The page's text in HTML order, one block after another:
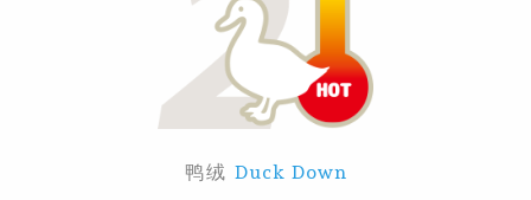
鸭绒 Duck Down